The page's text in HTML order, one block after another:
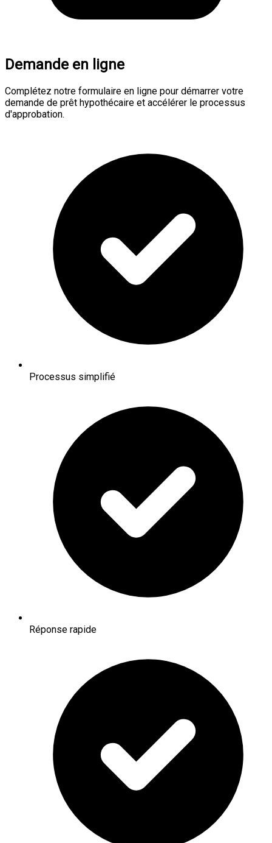
Demande en ligne
Complétez notre formulaire en ligne pour démarrer votre
demande de prêt hypothécaire et accélérer le processus
d'approbation.
Processus simplifié
Réponse rapide